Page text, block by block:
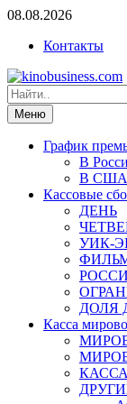
08.08.2026
Контакты
Меню
График
В
В США
Кассовые
ДЕНЬ
УИК-
ДОЛЯ
Касса